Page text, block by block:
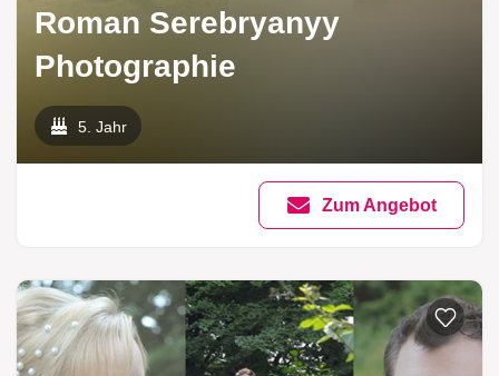
Roman Serebryanyy
Photographie
5. Jahr
Zum Angebot